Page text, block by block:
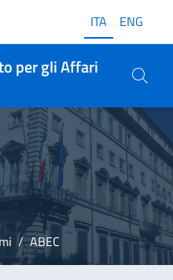
ITA ENG
per gli Affari
ABEC